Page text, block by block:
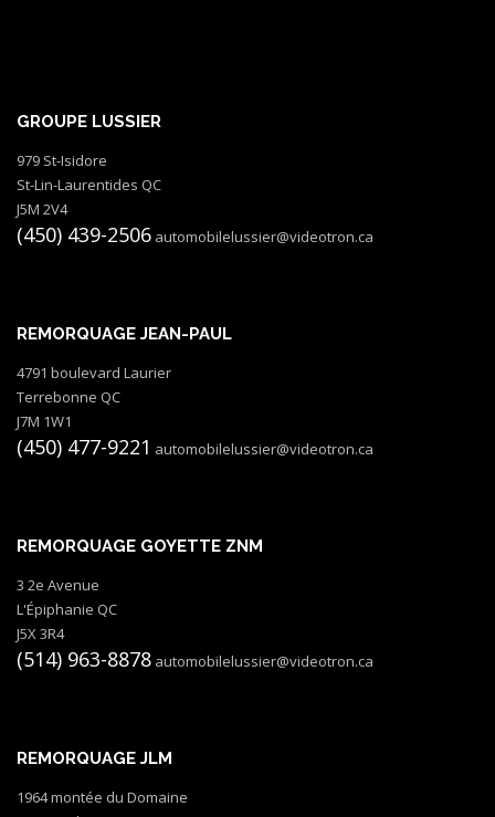
GROUPE LUSSIER
979 St-Isidore
St-Lin-Laurentides QC
J5M 2V4
(450) 439-2506 automobilelussier@videotron.ca
REMORQUAGE JEAN-PAUL
4791 boulevard Laurier
Terrebonne QC
J7M 1W1
(450) 477-9221 automobilelussier@videotron.ca
REMORQUAGE GOYETTE ZNM
3 2e Avenue
L'Épiphanie QC
J5X 3R4
(514) 963-8878 automobilelussier@videotron.ca
REMORQUAGE JLM
1964 montée du Domaine